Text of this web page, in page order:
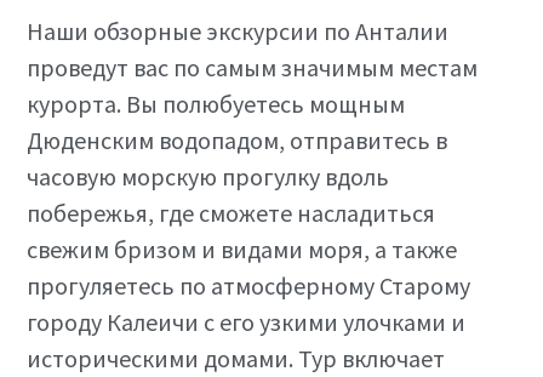
Наши обзорные экскурсии по Анталии
проведут вас по самым значимым местам
курорта. Вы полюбуетесь мощным
Дюденским водопадом, отправитесь в
часовую морскую прогулку вдоль
побережья, где сможете насладиться
свежим бризом и видами моря, а также
прогуляетесь по атмосферному Старому
городу Калеичи с его узкими улочками и
историческими домами. Тур включает